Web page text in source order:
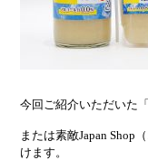
今回ご紹介いただいた
または素敵Japan Shop
けます。